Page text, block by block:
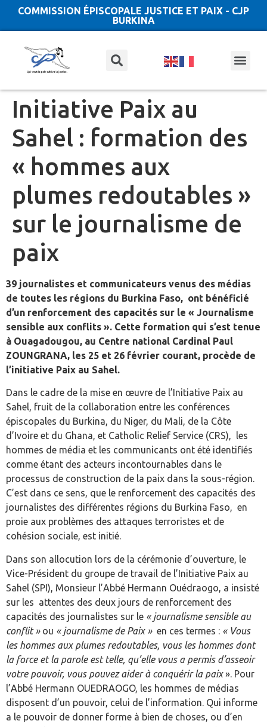
COMMISSION ÉPISCOPALE JUSTICE ET PAIX - CJP
BURKINA
Initiative Paix au
Sahel : formation des
« hommes aux
plumes redoutables »
sur le journalisme de
paix
39 journalistes et communicateurs venus des médias
de toutes les régions du Burkina Faso, ont bénéficié
d’un renforcement des capacités sur le « Journalisme
sensible aux conflits ». Cette formation qui s’est tenue
à Ouagadougou, au Centre national Cardinal Paul
ZOUNGRANA, les 25 et 26 février courant, procède de
l’initiative Paix au Sahel.
Dans le cadre de la mise en œuvre de l’Initiative Paix au
Sahel, fruit de la collaboration entre les conférences
épiscopales du Burkina, du Niger, du Mali, de la Côte
d’Ivoire et du Ghana, et Catholic Relief Service (CRS), les
hommes de média et les communicants ont été identifiés
comme étant des acteurs incontournables dans le
processus de construction de la paix dans la sous-région.
C’est dans ce sens, que le renforcement des capacités des
journalistes des différentes régions du Burkina Faso, en
proie aux problèmes des attaques terroristes et de
cohésion sociale, est initié.
Dans son allocution lors de la cérémonie d’ouverture, le
Vice-Président du groupe de travail de l’Initiative Paix au
Sahel (SPI), Monsieur l’Abbé Hermann Ouédraogo, a insisté
sur les attentes des deux jours de renforcement des
capacités des journalistes sur le « journalisme sensible au
conflit » ou « journalisme de Paix »en ces termes : « Vous
les hommes aux plumes redoutables, vous les hommes dont
la force et la parole est telle, qu’elle vous a permis d’asseoir
votre pouvoir, vous pouvez aider à conquérir la paix». Pour
l’Abbé Hermann OUEDRAOGO, les hommes de médias
disposent d’un pouvoir, celui de l’information. Qui informe
a le pouvoir de donner forme à bien de choses, ou d’en